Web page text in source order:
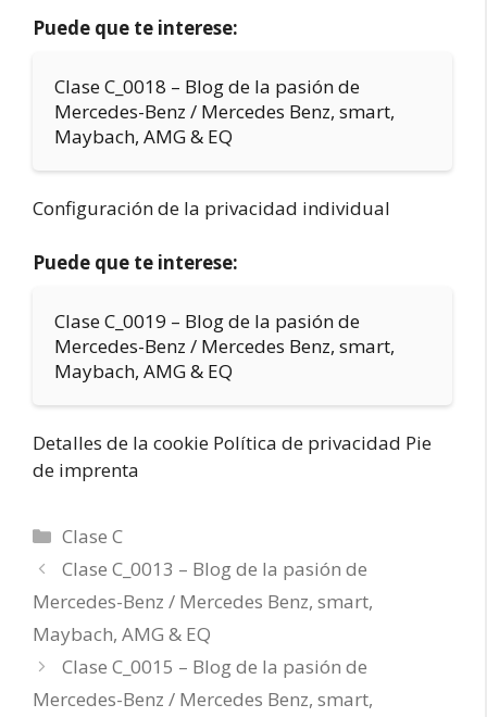
Puede que te interese:
Clase C_0018 – Blog de la pasión de
Mercedes-Benz / Mercedes Benz, smart,
Maybach, AMG & EQ
Configuración de la privacidad individual
Puede que te interese:
Clase C_0019 – Blog de la pasión de
Mercedes-Benz / Mercedes Benz, smart,
Maybach, AMG & EQ
Detalles de la cookie Política de privacidad Pie
de imprenta
Categorías
Clase C
Clase C_0013 – Blog de la pasión de
Mercedes-Benz / Mercedes Benz, smart,
Maybach, AMG & EQ
Clase C_0015 – Blog de la pasión de
Mercedes-Benz / Mercedes Benz, smart,